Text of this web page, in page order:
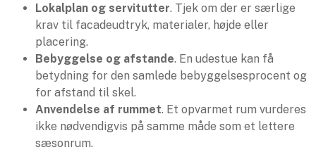
Lokalplan og servitutter. Tjek om der er særlige
krav til facadeudtryk, materialer, højde eller
placering.
Bebyggelse og afstande. En udestue kan få
betydning for den samlede bebyggelsesprocent og
for afstand til skel.
Anvendelse af rummet. Et opvarmet rum vurderes
ikke nødvendigvis på samme måde som et lettere
sæsonrum.